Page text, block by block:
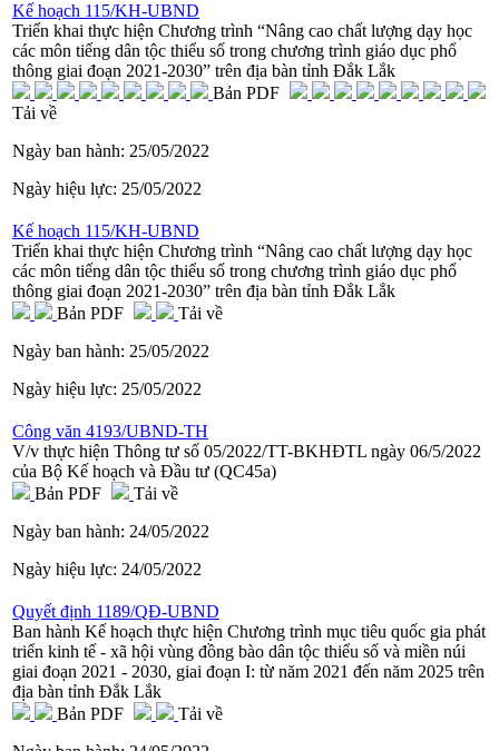
Kế hoạch 115/KH-UBND
Triển khai thực hiện Chương trình “Nâng cao chất lượng dạy học
các môn tiếng dân tộc thiểu số trong chương trình giáo dục phổ
thông giai đoạn 2021-2030” trên địa bàn tỉnh Đắk Lắk
Bản PDF
Tải về
Ngày ban hành: 25/05/2022
Ngày hiệu lực: 25/05/2022
Kế hoạch 115/KH-UBND
Triển khai thực hiện Chương trình “Nâng cao chất lượng dạy học
các môn tiếng dân tộc thiểu số trong chương trình giáo dục phổ
thông giai đoạn 2021-2030” trên địa bàn tỉnh Đắk Lắk
Bản PDF
Tải về
Ngày ban hành: 25/05/2022
Ngày hiệu lực: 25/05/2022
Công văn 4193/UBND-TH
V/v thực hiện Thông tư số 05/2022/TT-BKHĐTL ngày 06/5/2022
của Bộ Kế hoạch và Đầu tư (QC45a)
Bản PDF
Tải về
Ngày ban hành: 24/05/2022
Ngày hiệu lực: 24/05/2022
Quyết định 1189/QĐ-UBND
Ban hành Kế hoạch thực hiện Chương trình mục tiêu quốc gia phát
triển kinh tế - xã hội vùng đồng bào dân tộc thiểu số và miền núi
giai đoạn 2021 - 2030, giai đoạn I: từ năm 2021 đến năm 2025 trên
địa bàn tỉnh Đắk Lắk
Bản PDF
Tải về